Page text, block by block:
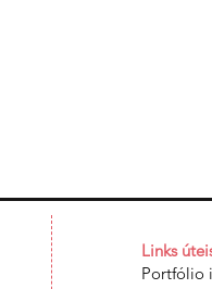
Links
Portfólio